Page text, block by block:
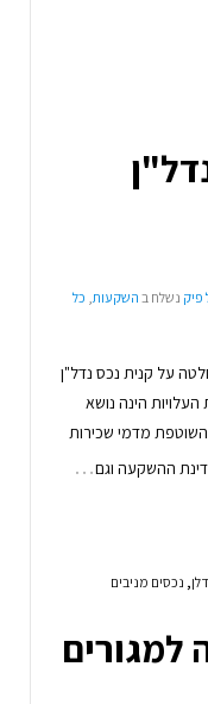
פיק נשלח ב השקעות כל
על קנית נכס נדל"ן
הינה נושא
מדמי שכירות
ההשקעה וגם…
, נכסים מניבים
למגורים